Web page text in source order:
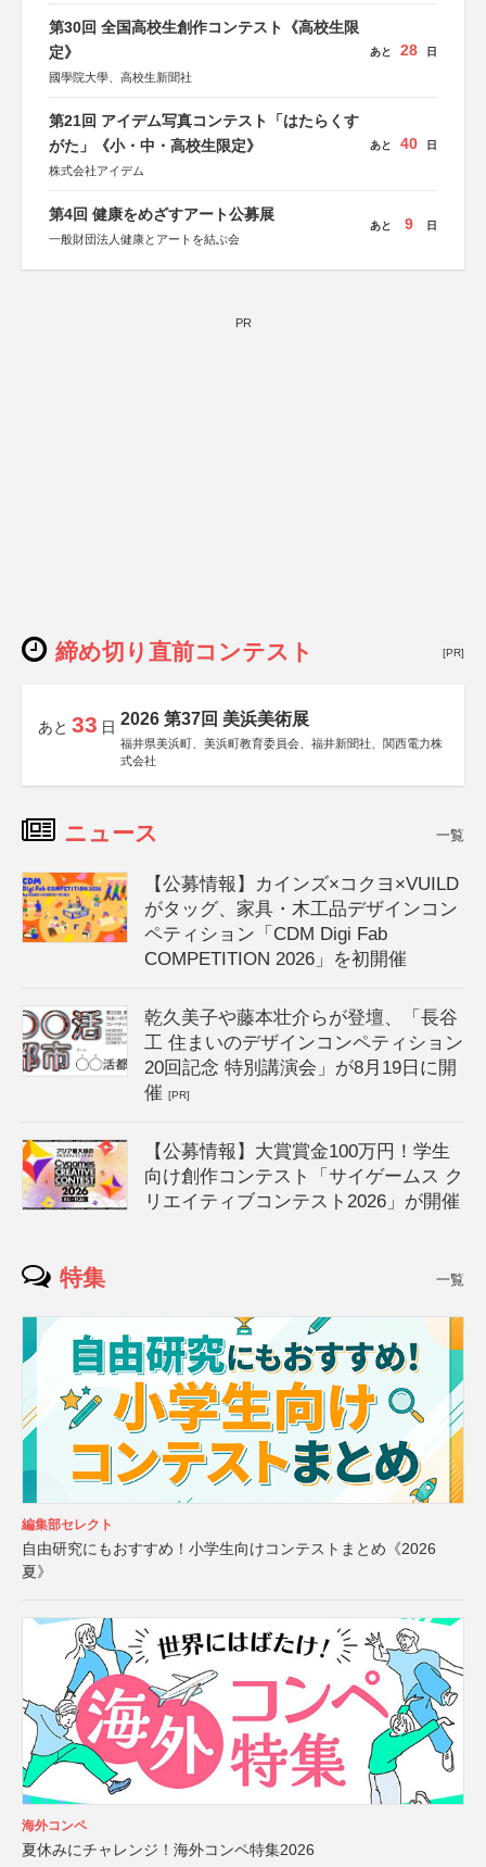
第30回 全国高校生創作コンテスト《高校生限
定》
國學院大學、高校生新聞社
あと 28 日
第21回 アイデム写真コンテスト「はたらくす
がた」《小・中・高校生限定》
株式会社アイデム
あと 40 日
第4回 健康をめざすアート公募展
一般財団法人健康とアートを結ぶ会
あと 9 日
PR
締め切り直前コンテスト [PR]
あと 33 日 2026 第37回 美浜美術展
福井県美浜町、美浜町教育委員会、福井新聞社、関西電力株
式会社
ニュース 一覧
【公募情報】カインズ×コクヨ×VUILD
がタッグ、家具・木工品デザインコン
ペティション「CDM Digi Fab
COMPETITION 2026」を初開催
乾久美子や藤本壮介らが登壇、「長谷
工 住まいのデザインコンペティション
20回記念 特別講演会」が8月19日に開
催[PR]
【公募情報】大賞賞金100万円！学生
向け創作コンテスト「サイゲームス ク
リエイティブコンテスト2026」が開催
特集 一覧
編集部セレクト
自由研究にもおすすめ！小学生向けコンテストまとめ《2026
夏》
海外コンペ
夏休みにチャレンジ！海外コンペ特集2026